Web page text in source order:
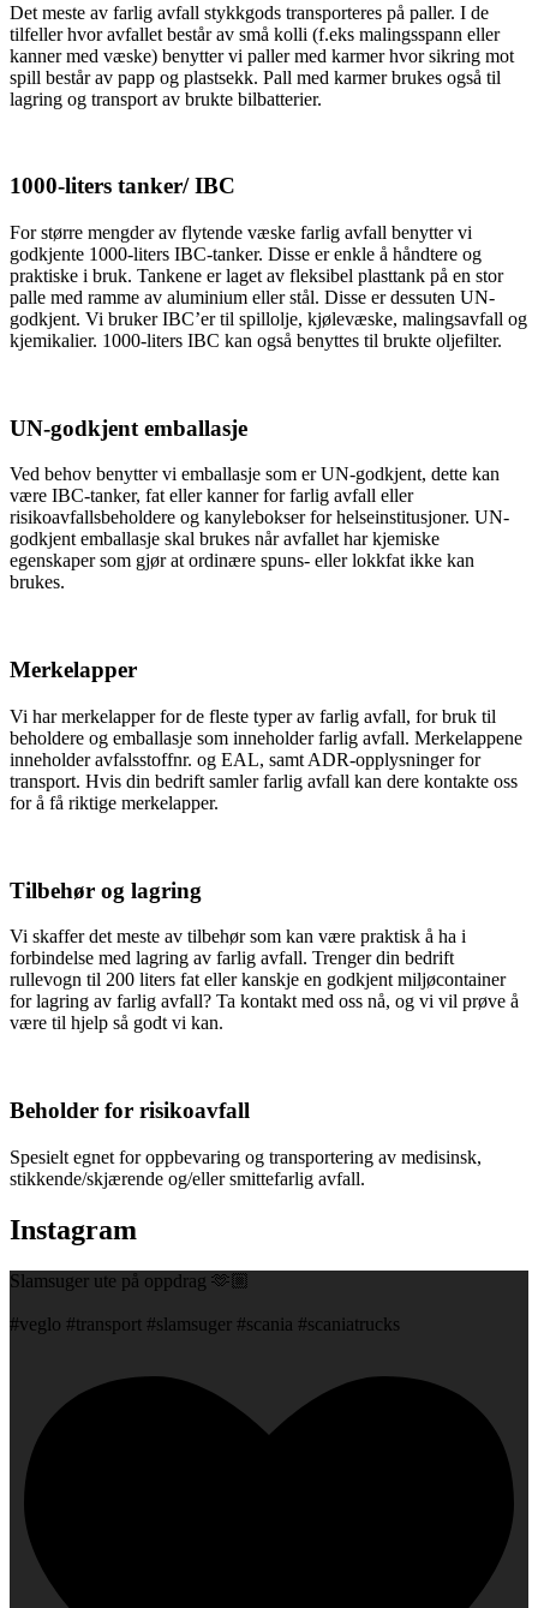
Det meste av farlig avfall stykkgods transporteres på paller. I de
tilfeller hvor avfallet består av små kolli (f.eks malingsspann eller
kanner med væske) benytter vi paller med karmer hvor sikring mot
spill består av papp og plastsekk. Pall med karmer brukes også til
lagring og transport av brukte bilbatterier.
1000-liters tanker/ IBC
For større mengder av flytende væske farlig avfall benytter vi
godkjente 1000-liters IBC-tanker. Disse er enkle å håndtere og
praktiske i bruk. Tankene er laget av fleksibel plasttank på en stor
palle med ramme av aluminium eller stål. Disse er dessuten UN-
godkjent. Vi bruker IBC’er til spillolje, kjølevæske, malingsavfall og
kjemikalier. 1000-liters IBC kan også benyttes til brukte oljefilter.
UN-godkjent emballasje
Ved behov benytter vi emballasje som er UN-godkjent, dette kan
være IBC-tanker, fat eller kanner for farlig avfall eller
risikoavfallsbeholdere og kanylebokser for helseinstitusjoner. UN-
godkjent emballasje skal brukes når avfallet har kjemiske
egenskaper som gjør at ordinære spuns- eller lokkfat ikke kan
brukes.
Merkelapper
Vi har merkelapper for de fleste typer av farlig avfall, for bruk til
beholdere og emballasje som inneholder farlig avfall. Merkelappene
inneholder avfalsstoffnr. og EAL, samt ADR-opplysninger for
transport. Hvis din bedrift samler farlig avfall kan dere kontakte oss
for å få riktige merkelapper.
Tilbehør og lagring
Vi skaffer det meste av tilbehør som kan være praktisk å ha i
forbindelse med lagring av farlig avfall. Trenger din bedrift
rullevogn til 200 liters fat eller kanskje en godkjent miljøcontainer
for lagring av farlig avfall? Ta kontakt med oss nå, og vi vil prøve å
være til hjelp så godt vi kan.
Beholder for risikoavfall
Spesielt egnet for oppbevaring og transportering av medisinsk,
stikkende/skjærende og/eller smittefarlig avfall.
Instagram
Slamsuger ute på oppdrag 🫶🏼
#veglo #transport #slamsuger #scania #scaniatrucks